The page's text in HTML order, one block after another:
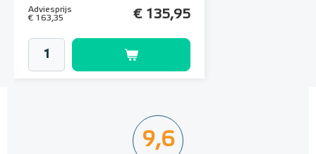
Adviesprijs
€ 163,35
€ 135,95
9,6